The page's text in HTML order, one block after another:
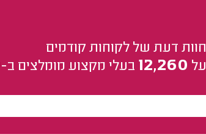
חוות דעת של לקוחות קודמים
על 12,260 בעלי מקצוע מומלצים ב-